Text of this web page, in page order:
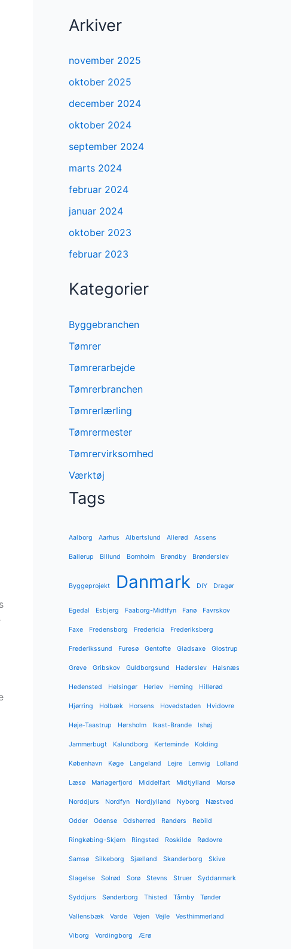
Arkiver
november 2025
oktober 2025
december 2024
oktober 2024
september 2024
marts 2024
februar 2024
januar 2024
oktober 2023
februar 2023
Kategorier
Byggebranchen
Tømrer
Tømrerarbejde
Tømrerbranchen
Tømrerlærling
Tømrermester
Tømrervirksomhed
Værktøj
Tags
Aalborg Aarhus Albertslund Allerød Assens
Ballerup Billund Bornholm Brøndby Brønderslev
Byggeprojekt Danmark DIY Dragør
Egedal Esbjerg Faaborg-Midtfyn Fanø Favrskov
Faxe Fredensborg Fredericia Frederiksberg
Frederikssund Furesø Gentofte Gladsaxe Glostrup
Greve Gribskov Guldborgsund Haderslev Halsnæs
Hedensted Helsingør Herlev Herning Hillerød
Hjørring Holbæk Horsens Hovedstaden Hvidovre
Høje-Taastrup Hørsholm Ikast-Brande Ishøj
Jammerbugt Kalundborg Kerteminde Kolding
København Køge Langeland Lejre Lemvig Lolland
Læsø Mariagerfjord Middelfart Midtjylland Morsø
Norddjurs Nordfyn Nordjylland Nyborg Næstved
Odder Odense Odsherred Randers Rebild
Ringkøbing-Skjern Ringsted Roskilde Rødovre
Samsø Silkeborg Sjælland Skanderborg Skive
Slagelse Solrød Sorø Stevns Struer Syddanmark
Syddjurs Sønderborg Thisted Tårnby Tønder
Vallensbæk Varde Vejen Vejle Vesthimmerland
Viborg Vordingborg Ærø